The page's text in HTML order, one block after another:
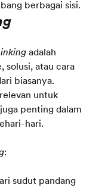
berbagai sisi.
adalah
solusi, atau cara
biasanya.
untuk
penting dalam
hari.
:
sudut pandang